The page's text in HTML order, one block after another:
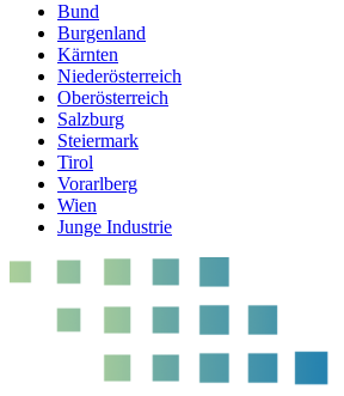
Bund
Burgenland
Kärnten
Niederösterreich
Oberösterreich
Salzburg
Steiermark
Tirol
Vorarlberg
Wien
Junge Industrie